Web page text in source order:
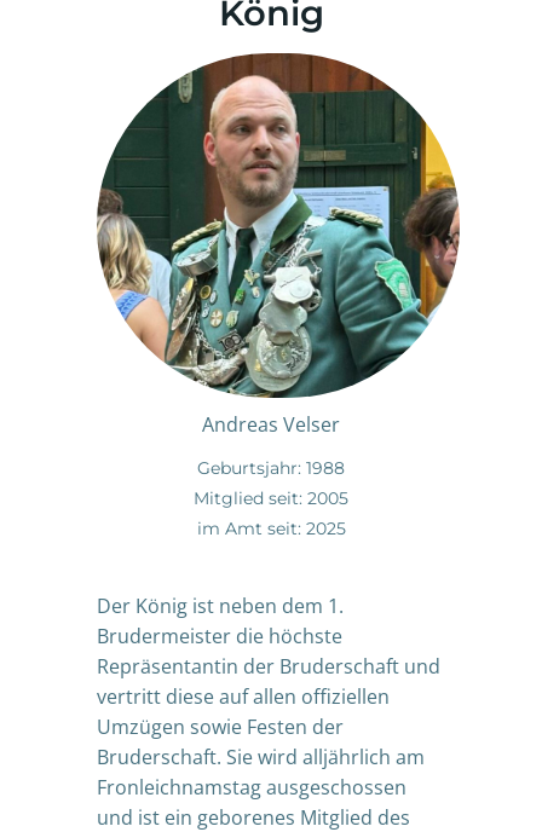
König
Andreas Velser
Geburtsjahr: 1988
Mitglied seit: 2005
im Amt seit: 2025
Der König ist neben dem 1.
Brudermeister die höchste
Repräsentantin der Bruderschaft und
vertritt diese auf allen offiziellen
Umzügen sowie Festen der
Bruderschaft. Sie wird alljährlich am
Fronleichnamstag ausgeschossen
und ist ein geborenes Mitglied des